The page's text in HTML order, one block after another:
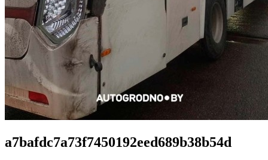
a7bafdc7a73f7450192eed689b38b54d